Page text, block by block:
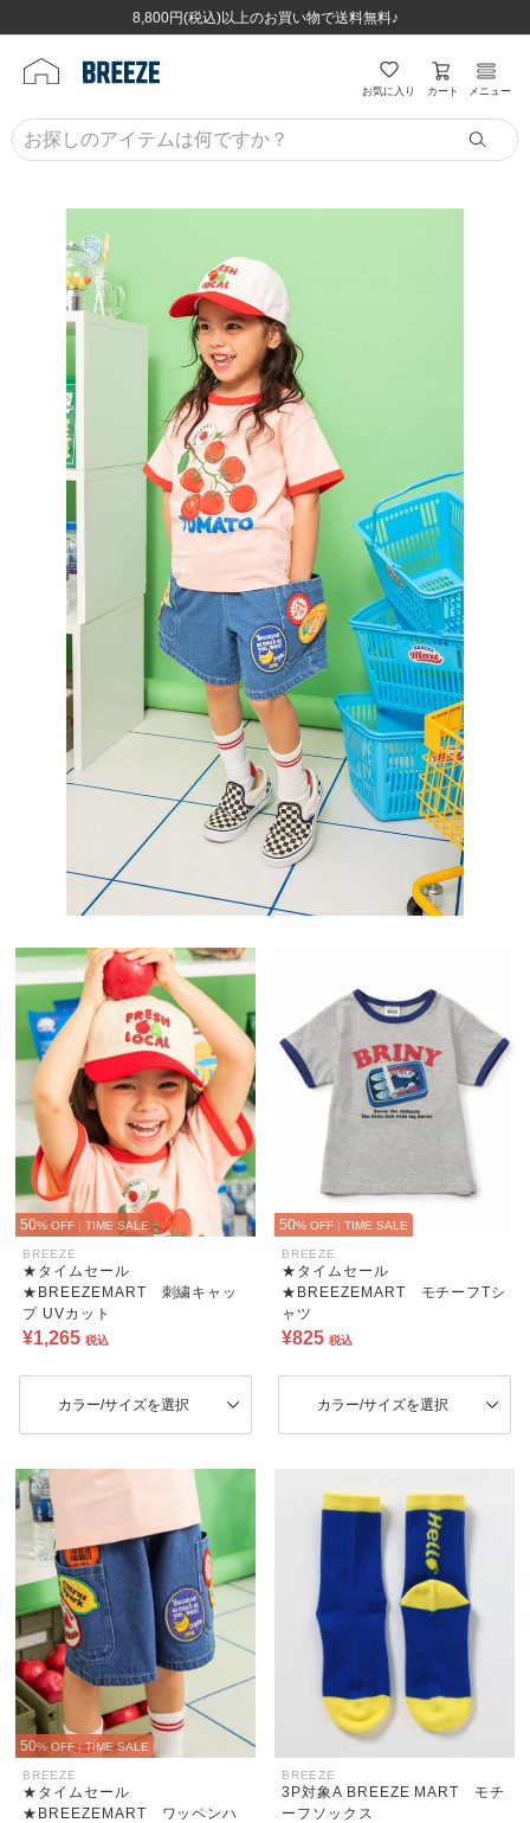
8,800円(税込)以上のお買い物で送料無料♪
ほぼ全品半額！！8/12(水)お昼12:59まで！！
8,800円(税込)以上のお買い物で送料無料♪
ほぼ全品半額！！8/12(水)お昼12:59まで！！
お気に入り カート メニュー
50% OFF | TIME SALE
BREEZE
★タイムセール
★BREEZEMART 刺繍キャッ
プ UVカット
¥1,265 税込
カラー/サイズを選択
50% OFF | TIME SALE
BREEZE
★タイムセール
★BREEZEMART モチーフTシ
ャツ
¥825 税込
カラー/サイズを選択
50% OFF | TIME SALE
BREEZE
★タイムセール
★BREEZEMART ワッペンハ
BREEZE
3P対象A BREEZE MART モチ
ーフソックス